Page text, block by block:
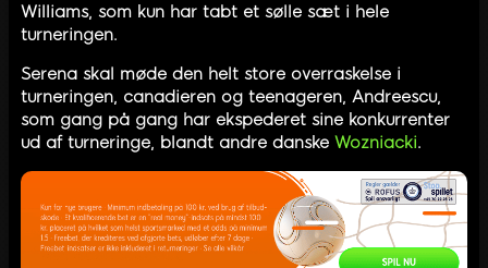
Williams, som kun har tabt et sølle sæt i hele
turneringen.
Serena skal møde den helt store overraskelse i
turneringen, canadieren og teenageren, Andreescu,
som gang på gang har ekspederet sine konkurrenter
ud af turneringe, blandt andre danske Wozniacki.